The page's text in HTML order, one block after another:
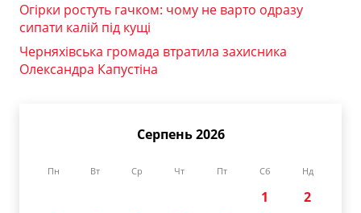
Огірки ростуть гачком: чому не варто одразу
сипати калій під кущі
Черняхівська громада втратила захисника
Олександра Капустіна
Серпень 2026
Пн Вт Ср Чт Пт Сб Нд
1
2